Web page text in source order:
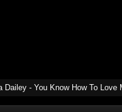
Dailey - You Know How To